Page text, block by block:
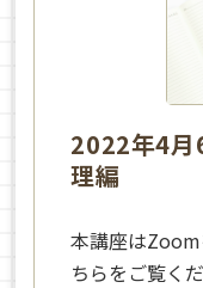
2022年4月
理編
本講座は
ちらをご覧く